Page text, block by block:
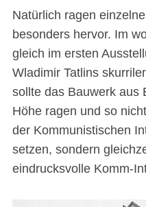
Natürlich ragen
besonders hervor. Im
gleich im ersten
Wladimir Tatlins
sollte das Bauwerk aus
Höhe ragen und so
der Kommunistischen
setzen, sondern
eindrucksvolle Komm-